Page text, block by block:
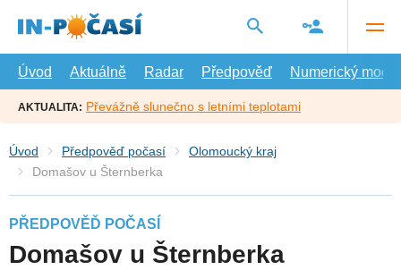
hlavní
Úvod
Aktuálně Radar Předpověď Numerický model
AKTUALITA: Převážně slunečno s letními teplotami
Úvod Předpověď počasí
Olomoucký kraj
Domašov u Šternberka
PŘEDPOVĚĎ POČASÍ
Domašov u Šternberka